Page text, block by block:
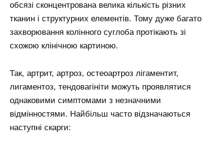
обсязі сконцентрована велика кількість різних
тканин і структурних елементів. Тому дуже багато
захворювання колінного суглоба протікають зі
схожою клінічною картиною.
Так, артрит, артроз, остеоартроз лігаментит,
лигаментоз, тендовагініти можуть проявлятися
однаковими симптомами з незначними
відмінностями. Найбільш часто відзначаються
наступні скарги: